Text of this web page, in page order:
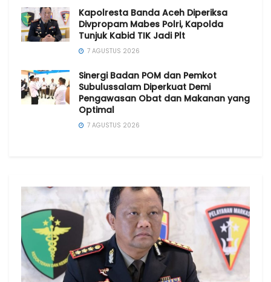
Kapolresta Banda Aceh Diperiksa
Divpropam Mabes Polri, Kapolda
Tunjuk Kabid TIK Jadi Plt
7 AGUSTUS 2026
Sinergi Badan POM dan Pemkot
Subulussalam Diperkuat Demi
Pengawasan Obat dan Makanan yang
Optimal
7 AGUSTUS 2026